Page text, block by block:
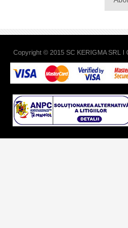
Copyright © 2015 SC KERIGMA SRL I